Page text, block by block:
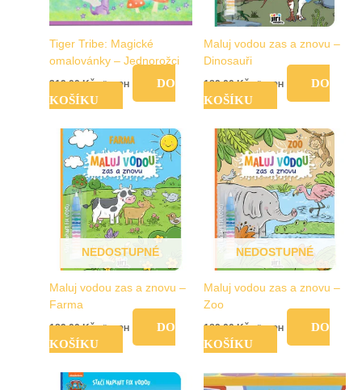
Tiger Tribe: Magické
omalovánky – Jednorožci
219,00Kč vč. DPH
DO
KOŠÍKU
Maluj vodou zas a znovu –
Dinosauři
189,00Kč vč. DPH
DO
KOŠÍKU
NEDOSTUPNÉ
Maluj vodou zas a znovu –
Farma
189,00Kč vč. DPH
DO
KOŠÍKU
NEDOSTUPNÉ
Maluj vodou zas a znovu –
Zoo
189,00Kč vč. DPH
DO
KOŠÍKU